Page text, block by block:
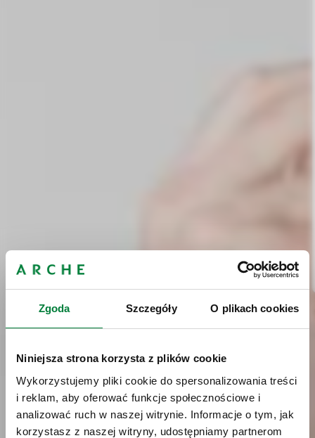
Zgoda Szczegóły O plikach cookies
Niniejsza strona korzysta z plików cookie
Wykorzystujemy pliki cookie do spersonalizowania treści
i reklam, aby oferować funkcje społecznościowe i
analizować ruch w naszej witrynie. Informacje o tym, jak
korzystasz z naszej witryny, udostępniamy partnerom